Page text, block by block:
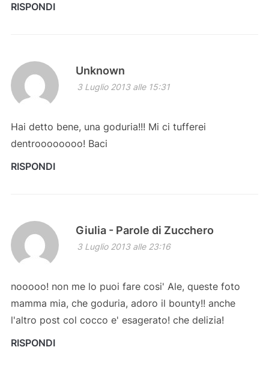
RISPONDI
Unknown
3 Luglio 2013 alle 15:31
Hai detto bene, una goduria!!! Mi ci tufferei
dentroooooooo! Baci
RISPONDI
Giulia - Parole di Zucchero
3 Luglio 2013 alle 23:16
nooooo! non me lo puoi fare cosi' Ale, queste foto
mamma mia, che goduria, adoro il bounty!! anche
l'altro post col cocco e' esagerato! che delizia!
RISPONDI